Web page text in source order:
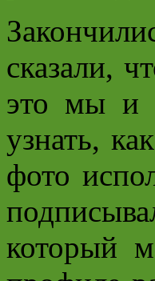
сказали,
это мы и
узнать,
фото
который